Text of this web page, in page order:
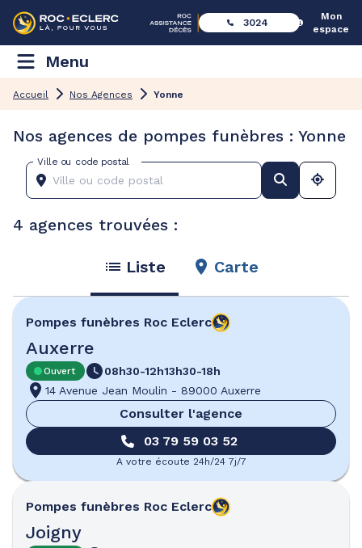
3024
Mon
espace
Menu
Accueil Nos Agences Yonne
Nos agences de pompes funèbres : Yonne
Ville ou code postal
4 agences trouvées :
Liste Carte
Pompes funèbres Roc Eclerc
Auxerre
Ouvert 08h30-12h13h30-18h
14 Avenue Jean Moulin - 89000 Auxerre
Consulter l'agence
03 79 59 03 52
A votre écoute 24h/24 7j/7
Pompes funèbres Roc Eclerc
Joigny